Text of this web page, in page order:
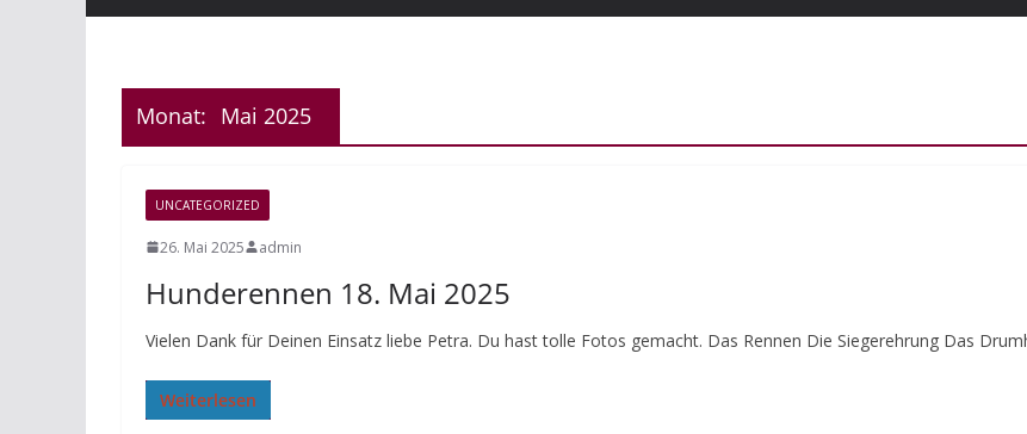
Monat: Mai 2025
UNCATEGORIZED
26. Mai 2025 admin
Hunderennen 18. Mai 2025
Vielen Dank für Deinen Einsatz liebe Petra. Du hast tolle Fotos gemacht. Das Rennen Die Siegerehrung Das
Weiterlesen